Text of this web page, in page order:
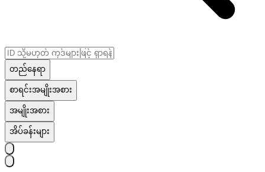
တည်နေရာ
စာရင်းအမျိုးအစား
အမျိုးအစား
အိပ်ခန်းများ